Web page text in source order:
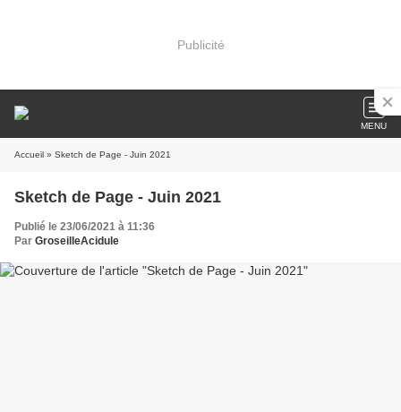
Publicité
MENU
Accueil » Sketch de Page - Juin 2021
Sketch de Page - Juin 2021
Publié le 23/06/2021 à 11:36
Par GroseilleAcidule